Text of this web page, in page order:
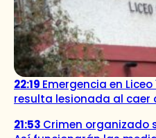
22:19 Emergencia en
resulta lesionada al caer
21:53 Crimen organizado